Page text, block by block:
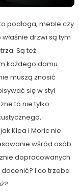
podłoga, meble czy
drzwi są tym
Są też
każdego domu.
muszą znosić
się w styl
to nie tylko
Klea i Moric nie
wśród osób
dopracowanych
I co trzeba